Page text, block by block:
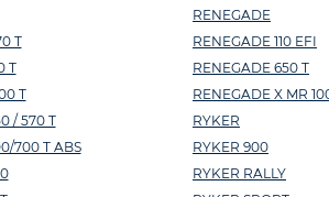
T
T
T
/ 570 T
700 T ABS
RENEGADE
RENEGADE 110 EFI
RENEGADE 650 T
RENEGADE X MR
RYKER
RYKER 900
RYKER RALLY